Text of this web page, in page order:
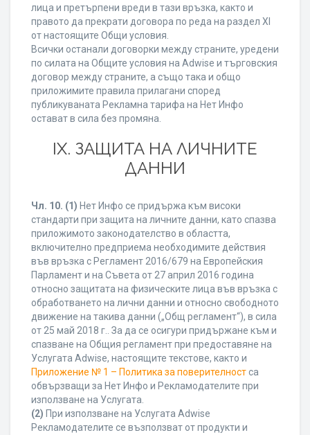
лица и претърпени вреди в тази връзка, както и
правото да прекрати договора по реда на раздел XI
от настоящите Общи условия.
Всички останали договорки между страните, уредени
по силата на Общите условия на Adwise и търговския
договор между страните, а също така и общо
приложимите правила прилагани според
публикуваната Рекламна тарифа на Нет Инфо
остават в сила без промяна.
IХ. ЗАЩИТА НА ЛИЧНИТЕ
ДАННИ
Чл. 10. (1) Нет Инфо се придържа към високи
стандарти при защита на личните данни, като спазва
приложимото законодателство в областта,
включително предприема необходимите действия
във връзка с Регламент 2016/679 на Европейския
Парламент и на Съвета от 27 април 2016 година
относно защитата на физическите лица във връзка с
обработването на лични данни и относно свободното
движение на такива данни („Общ регламент“), в сила
от 25 май 2018 г.. За да се осигури придържане към и
спазване на Общия регламент при предоставяне на
Услугата Adwise, настоящите текстове, както и
Приложение № 1 – Политика за поверителностса
обвързващи за Нет Инфо и Рекламодателите при
използване на Услугата.
(2) При използване на Услугата Adwise
Рекламодателите се възползват от продукти и